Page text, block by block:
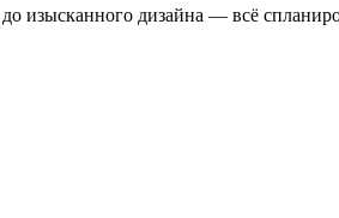
изысканного дизайна — всё